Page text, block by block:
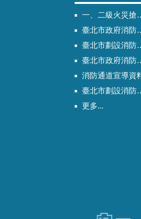
一、二級火災搶救困難地區
臺北市政府消防局劃設消防通道清冊
臺北市劃設消防通道Q&A
臺北市政府消防通道劃設及管理作業程序
消防通道宣導資
臺北市劃設消防通道說帖
更多...